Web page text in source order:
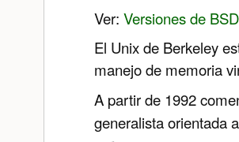
Ver:Versiones de BSD
El Unix de Berkeley
manejo de memoria
A partir de 1992
generalista orientada